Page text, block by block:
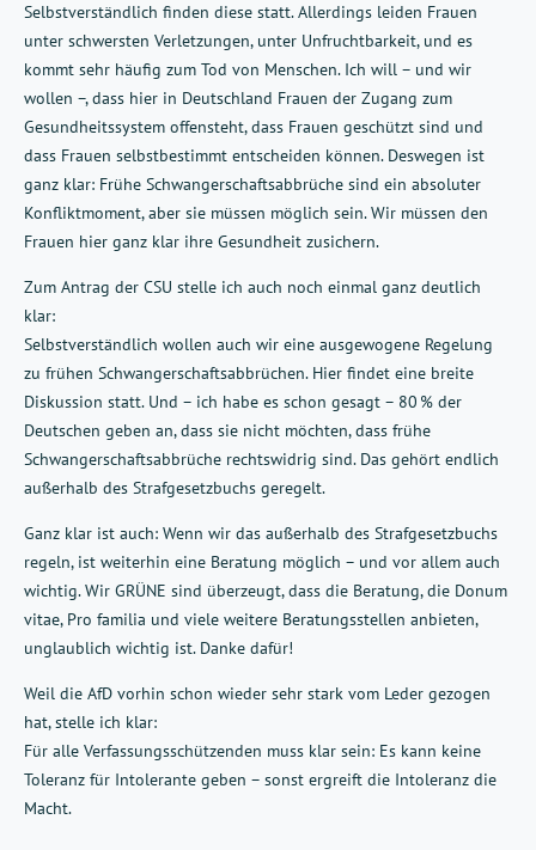
Selbstverständlich finden diese statt. Allerdings leiden Frauen
unter schwersten Verletzungen, unter Unfruchtbarkeit, und es
kommt sehr häufig zum Tod von Menschen. Ich will – und wir
wollen –, dass hier in Deutschland Frauen der Zugang zum
Gesundheitssystem offensteht, dass Frauen geschützt sind und
dass Frauen selbstbestimmt entscheiden können. Deswegen ist
ganz klar: Frühe Schwangerschaftsabbrüche sind ein absoluter
Konfliktmoment, aber sie müssen möglich sein. Wir müssen den
Frauen hier ganz klar ihre Gesundheit zusichern.
Zum Antrag der CSU stelle ich auch noch einmal ganz deutlich
klar:
Selbstverständlich wollen auch wir eine ausgewogene Regelung
zu frühen Schwangerschaftsabbrüchen. Hier findet eine breite
Diskussion statt. Und – ich habe es schon gesagt – 80 % der
Deutschen geben an, dass sie nicht möchten, dass frühe
Schwangerschaftsabbrüche rechtswidrig sind. Das gehört endlich
außerhalb des Strafgesetzbuchs geregelt.
Ganz klar ist auch: Wenn wir das außerhalb des Strafgesetzbuchs
regeln, ist weiterhin eine Beratung möglich – und vor allem auch
wichtig. Wir GRÜNE sind überzeugt, dass die Beratung, die Donum
vitae, Pro familia und viele weitere Beratungsstellen anbieten,
unglaublich wichtig ist. Danke dafür!
Weil die AfD vorhin schon wieder sehr stark vom Leder gezogen
hat, stelle ich klar:
Für alle Verfassungsschützenden muss klar sein: Es kann keine
Toleranz für Intolerante geben – sonst ergreift die Intoleranz die
Macht.